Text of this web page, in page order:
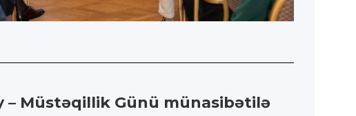
– Müstəqillik Günü münasibətilə